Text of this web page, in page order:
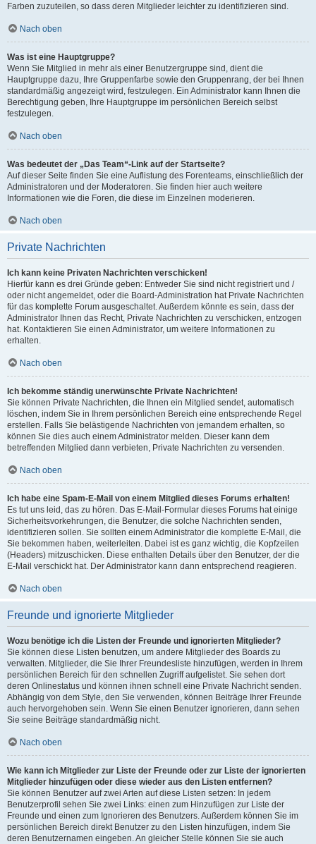
Farben zuzuteilen, so dass deren Mitglieder leichter zu identifizieren sind.
Nach oben
Was ist eine Hauptgruppe?
Wenn Sie Mitglied in mehr als einer Benutzergruppe sind, dient die
Hauptgruppe dazu, Ihre Gruppenfarbe sowie den Gruppenrang, der bei Ihnen
standardmäßig angezeigt wird, festzulegen. Ein Administrator kann Ihnen die
Berechtigung geben, Ihre Hauptgruppe im persönlichen Bereich selbst
festzulegen.
Nach oben
Was bedeutet der „Das Team“-Link auf der Startseite?
Auf dieser Seite finden Sie eine Auflistung des Forenteams, einschließlich der
Administratoren und der Moderatoren. Sie finden hier auch weitere
Informationen wie die Foren, die diese im Einzelnen moderieren.
Nach oben
Private Nachrichten
Ich kann keine Privaten Nachrichten verschicken!
Hierfür kann es drei Gründe geben: Entweder Sie sind nicht registriert und /
oder nicht angemeldet, oder die Board-Administration hat Private Nachrichten
für das komplette Forum ausgeschaltet. Außerdem könnte es sein, dass der
Administrator Ihnen das Recht, Private Nachrichten zu verschicken, entzogen
hat. Kontaktieren Sie einen Administrator, um weitere Informationen zu
erhalten.
Nach oben
Ich bekomme ständig unerwünschte Private Nachrichten!
Sie können Private Nachrichten, die Ihnen ein Mitglied sendet, automatisch
löschen, indem Sie in Ihrem persönlichen Bereich eine entsprechende Regel
erstellen. Falls Sie belästigende Nachrichten von jemandem erhalten, so
können Sie dies auch einem Administrator melden. Dieser kann dem
betreffenden Mitglied dann verbieten, Private Nachrichten zu versenden.
Nach oben
Ich habe eine Spam-E-Mail von einem Mitglied dieses Forums erhalten!
Es tut uns leid, das zu hören. Das E-Mail-Formular dieses Forums hat einige
Sicherheitsvorkehrungen, die Benutzer, die solche Nachrichten senden,
identifizieren sollen. Sie sollten einem Administrator die komplette E-Mail, die
Sie bekommen haben, weiterleiten. Dabei ist es ganz wichtig, die Kopfzeilen
(Headers) mitzuschicken. Diese enthalten Details über den Benutzer, der die
E-Mail verschickt hat. Der Administrator kann dann entsprechend reagieren.
Nach oben
Freunde und ignorierte Mitglieder
Wozu benötige ich die Listen der Freunde und ignorierten Mitglieder?
Sie können diese Listen benutzen, um andere Mitglieder des Boards zu
verwalten. Mitglieder, die Sie Ihrer Freundesliste hinzufügen, werden in Ihrem
persönlichen Bereich für den schnellen Zugriff aufgelistet. Sie sehen dort
deren Onlinestatus und können ihnen schnell eine Private Nachricht senden.
Abhängig von dem Style, den Sie verwenden, können Beiträge Ihrer Freunde
auch hervorgehoben sein. Wenn Sie einen Benutzer ignorieren, dann sehen
Sie seine Beiträge standardmäßig nicht.
Nach oben
Wie kann ich Mitglieder zur Liste der Freunde oder zur Liste der ignorierten
Mitglieder hinzufügen oder diese wieder aus den Listen entfernen?
Sie können Benutzer auf zwei Arten auf diese Listen setzen: In jedem
Benutzerprofil sehen Sie zwei Links: einen zum Hinzufügen zur Liste der
Freunde und einen zum Ignorieren des Benutzers. Außerdem können Sie im
persönlichen Bereich direkt Benutzer zu den Listen hinzufügen, indem Sie
deren Benutzernamen eingeben. An gleicher Stelle können Sie sie auch